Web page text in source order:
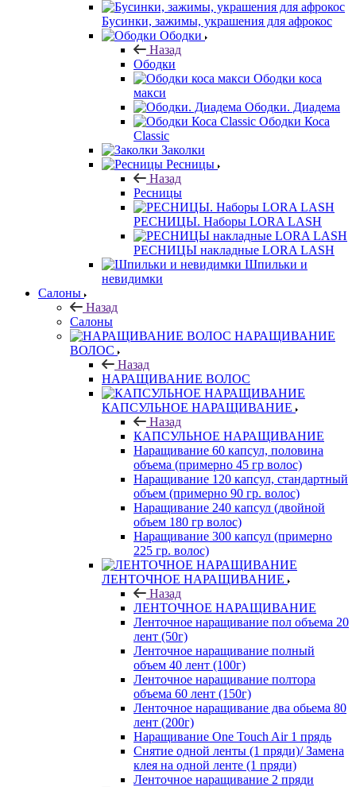
Бусинки, зажимы, украшения для афрокос
Ободки
Назад
Ободки
Ободки коса
макси
Ободки. Диадема
Ободки Коса
Classic
Заколки
Ресницы
Назад
Ресницы
РЕСНИЦЫ. Наборы LORA LASH
РЕСНИЦЫ накладные LORA LASH
Шпильки и
невидимки
Салоны
Назад
Салоны
НАРАЩИВАНИЕ
ВОЛОС
Назад
НАРАЩИВАНИЕ ВОЛОС
КАПСУЛЬНОЕ НАРАЩИВАНИЕ
Назад
КАПСУЛЬНОЕ НАРАЩИВАНИЕ
Наращивание 60 капсул, половина
объема (примерно 45 гр волос)
Наращивание 120 капсул, стандартный
объем (примерно 90 гр. волос)
Наращивание 240 капсул (двойной
объем 180 гр волос)
Наращивание 300 капсул (примерно
225 гр. волос)
ЛЕНТОЧНОЕ НАРАЩИВАНИЕ
Назад
ЛЕНТОЧНОЕ НАРАЩИВАНИЕ
Ленточное наращивание пол объема 20
лент (50г)
Ленточное наращивание полный
объем 40 лент (100г)
Ленточное наращивание полтора
объема 60 лент (150г)
Ленточное наращивание два обьема 80
лент (200г)
Наращивание One Touch Air 1 прядь
Снятие одной ленты (1 пряди)/ Замена
клея на одной ленте (1 пряди)
Ленточное наращивание 2 пряди